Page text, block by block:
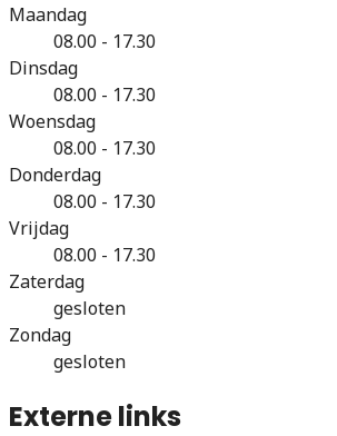
Maandag
08.00 - 17.30
Dinsdag
08.00 - 17.30
Woensdag
08.00 - 17.30
Donderdag
08.00 - 17.30
Vrijdag
08.00 - 17.30
Zaterdag
gesloten
Zondag
gesloten
Externe links